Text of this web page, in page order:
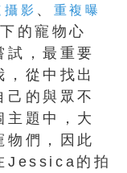
攝影 、 重複曝
的寵物心
試，最重要
，從中找出
己的與眾不
主題中，大
物們，因此
Jessica的拍